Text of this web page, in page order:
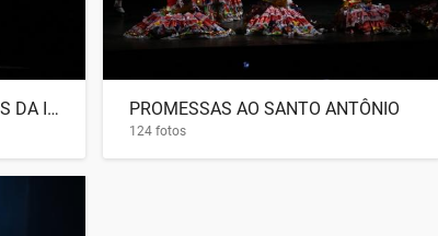
O JARDIM DE FLOR DE LÓTUS DA IMPERATRIZ MEY PROMESSAS AO SANTO ANTÔNIO
124 fotos